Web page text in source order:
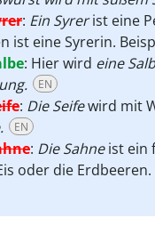
: Ein Syrerist eine
ist eine Syrerin.
: Hier wird eine
EN
: Die Seifewird mit
EN
: Die Sahneist ein
oder die Erdbeeren.